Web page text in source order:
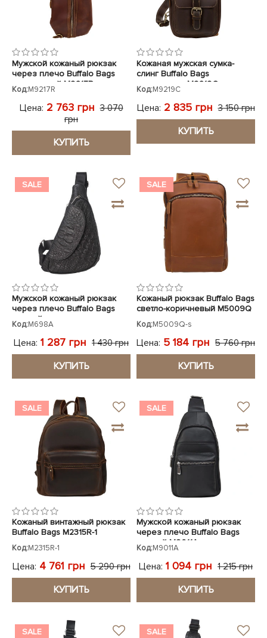
Мужской кожаный рюкзак
через плечо Buffalo Bags
коричневый M9217R
Код:M9217R
Цена: 2 763 грн 3 070
грн
КУПИТЬ
Кожаная мужская сумка-
слинг Buffalo Bags
коричневая M9219C
Код:M9219C
Цена: 2 835 грн 3 150 грн
КУПИТЬ
SALE
Мужской кожаный рюкзак
через плечо Buffalo Bags
черный кроко
Код:M698A
Цена: 1 287 грн 1 430 грн
КУПИТЬ
SALE
Кожаный рюкзак Buffalo Bags
светло-коричневый M5009Q
Код:M5009Q-s
Цена: 5 184 грн 5 760 грн
КУПИТЬ
SALE
Кожаный винтажный рюкзак
Buffalo Bags M2315R-1
Код:M2315R-1
Цена: 4 761 грн 5 290 грн
КУПИТЬ
SALE
Мужской кожаный рюкзак
через плечо Buffalo Bags
черный M9011A
Код:M9011A
Цена: 1 094 грн 1 215 грн
КУПИТЬ
SALE SALE